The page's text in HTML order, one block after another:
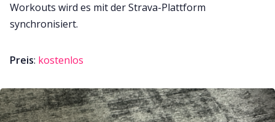
Workouts wird es mit der Strava-Plattform
synchronisiert.
Preis: kostenlos